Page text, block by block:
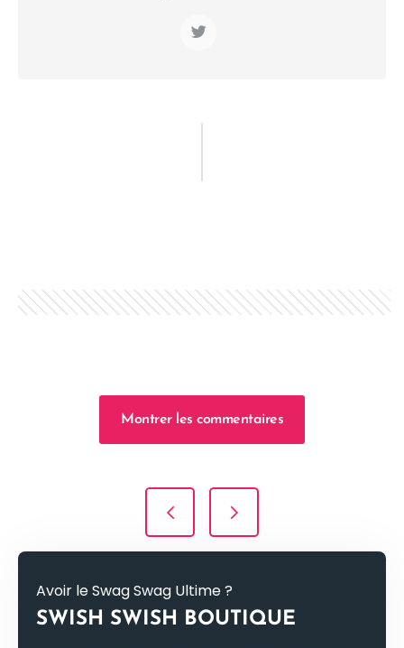
Montrer les commentaires
Navigation de l’article
Avoir le Swag Swag Ultime ?
SWISH SWISH BOUTIQUE